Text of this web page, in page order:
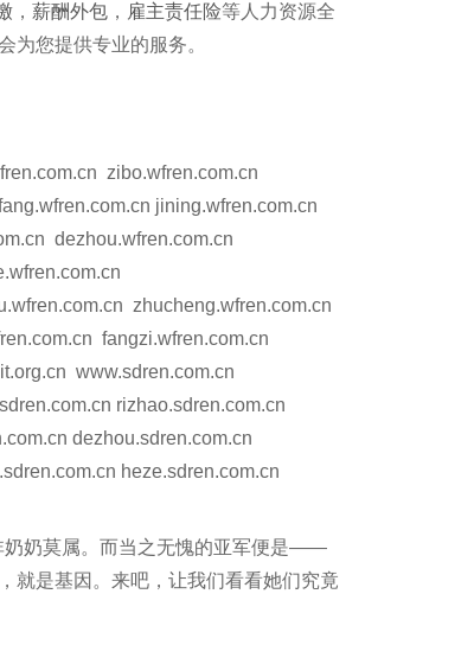
， 薪酬外包 ， 雇主责任险等人力资源全
为您提供专业的服务。
zibo.wfren.com.cn
jining.wfren.com.cn
dezhou.wfren.com.cn
zhucheng.wfren.com.cn
fangzi.wfren.com.cn
www.sdren.com.cn
rizhao.sdren.com.cn
dezhou.sdren.com.cn
heze.sdren.com.cn
奶奶莫属。而当之无愧的亚军便是——
就是基因。来吧，让我们看看她们究竟